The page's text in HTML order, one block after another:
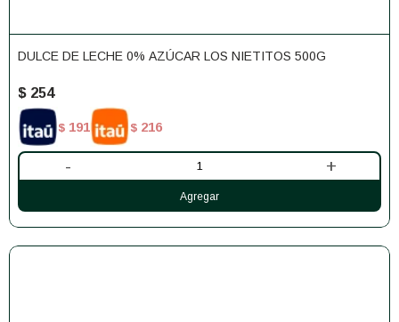
DULCE DE LECHE 0% AZÚCAR LOS NIETITOS 500G
$ 254
$ 191 $ 216
- +